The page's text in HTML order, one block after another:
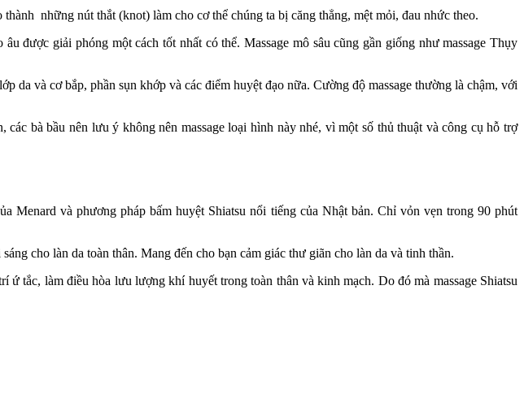
những nút thắt (knot) làm cho cơ thể chúng ta bị căng thẳng, mệt mỏi, đau nhức theo.
được giải phóng một cách tốt nhất có thể. Massage mô sâu cũng gần giống như massage Thụy
da và cơ bắp, phần sụn khớp và các điểm huyệt đạo nữa. Cường độ massage thường là chậm, với
bà bầu nên lưu ý không nên massage loại hình này nhé, vì một số thủ thuật và công cụ hỗ trợ
Menard và phương pháp bấm huyệt Shiatsu nổi tiếng của Nhật bản. Chỉ vỏn vẹn trong 90 phút
cho làn da toàn thân. Mang đến cho bạn cảm giác thư giãn cho làn da và tinh thần.
tắc, làm điều hòa lưu lượng khí huyết trong toàn thân và kinh mạch. Do đó mà massage Shiatsu